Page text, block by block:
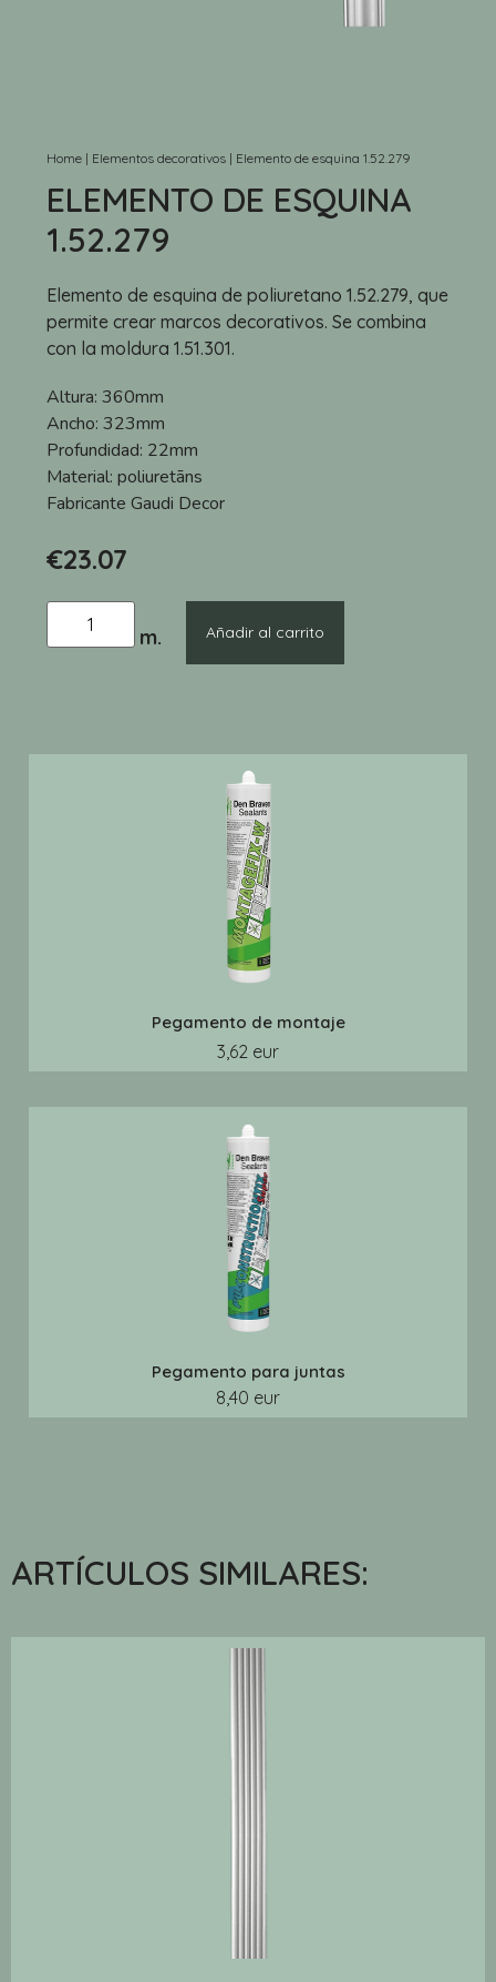
Home | Elementos decorativos | Elemento de esquina 1.52.279
ELEMENTO DE ESQUINA
1.52.279
Elemento de esquina de poliuretano 1.52.279, que
permite crear marcos decorativos. Se combina
con la moldura 1.51.301.
Altura: 360mm
Ancho: 323mm
Profundidad: 22mm
Material: poliuretāns
Fabricante Gaudi Decor
€23.07
Añadir al carrito
Pegamento de montaje
3,62 eur
Pegamento para juntas
8,40 eur
ARTÍCULOS SIMILARES: